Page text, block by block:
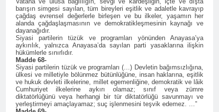
kanda boğuldu
2 Yıl Ago
HAK-PAR Genel başkanı
Düzgün Kaplan Diyarbakır
Kitap Fuarını Ziyaret etti
2 Yıl Ago
HAK-PAR Kırklareli
merkez ilçe teşkilatının 2.
Olağan kongresi yapıldı.
2 Yıl Ago
HAK-PAR PM üyesi Yıldız
TİMUR KDP Halkla İlişkiler
barışın simgesi sayılan, tüm bireyleri eşitlik ve adaletle kavrayıp
çağdaş evrensel değerlerle birleşen ve bu ilkeler, yaşamın her
alanda çağdaşlaşmasının ve demokratikleşmesinin kaynağı ve
dayanağıdır.
Siyasi partilerin tüzük ve programları yönünden Anayasa’ya
aykırılık, yalnızca Anayasa’da sayılan parti yasaklarına ilişkin
hükümlerle sınırlıdır.
Madde 68-
Siyasi partilerin tüzük ve programları (…) Devletin bağımsızlığına,
ülkesi ve milletiyle bölünmez bütünlüğüne, insan haklarına, eşitlik
ve hukuk devleti ilkelerine, millet egemenliğine, demokratik ve lâik
Cumhuriyet ilkelerine aykırı olamaz; sınıf veya zümre
diktatörlüğünü veya herhangi bir tür diktatörlüğü savunmayı ve
yerleştirmeyi amaçlayamaz; suç işlenmesini teşvik edemez. …”